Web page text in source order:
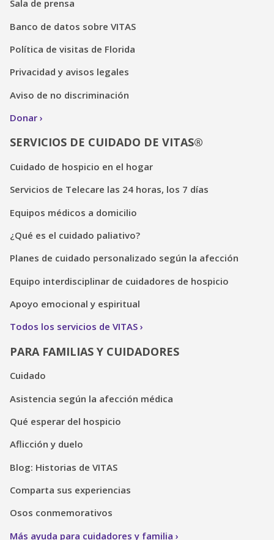
Sala de prensa
Banco de datos sobre VITAS
Política de visitas de Florida
Privacidad y avisos legales
Aviso de no discriminación
Donar
SERVICIOS DE CUIDADO DE VITAS®
Cuidado de hospicio en el hogar
Servicios de Telecare las 24 horas, los 7 días
Equipos médicos a domicilio
¿Qué es el cuidado paliativo?
Planes de cuidado personalizado según la afección
Equipo interdisciplinar de cuidadores de hospicio
Apoyo emocional y espiritual
Todos los servicios de VITAS
PARA FAMILIAS Y CUIDADORES
Cuidado
Asistencia según la afección médica
Qué esperar del hospicio
Aflicción y duelo
Blog: Historias de VITAS
Comparta sus experiencias
Osos conmemorativos
Más ayuda para cuidadores y familia